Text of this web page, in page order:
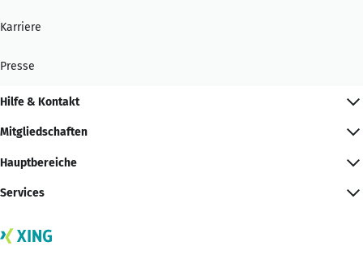
Karriere
Presse
Hilfe & Kontakt
Mitgliedschaften
Hauptbereiche
Services